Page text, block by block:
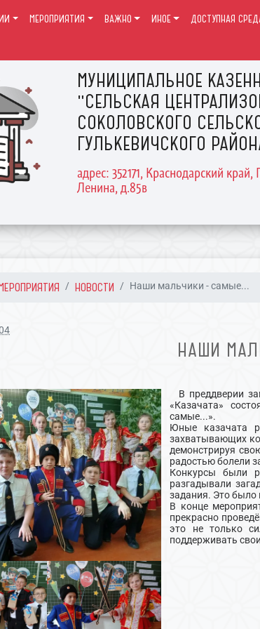
МУНИЦИПАЛЬНОЕ
"СЕЛЬСКАЯ
СОКОЛОВСКОГО
ГУЛЬКЕВИЧСКОГО
адрес: 352171, Краснодарский
Ленина, д.85в
МЕРОПРИЯТИЯ ВАЖНО ИНОЕ ДОСТУПНАЯ
НОВОСТИ Наши мальчики - самые...
НАШИ
В преддверии
«Казачата»
самые...».
Юные казачата
захватывающих
демонстрируя
радостью болели
Конкурсы были
разгадывали
задания. Это было
В конце
прекрасно
это не только
поддерживать